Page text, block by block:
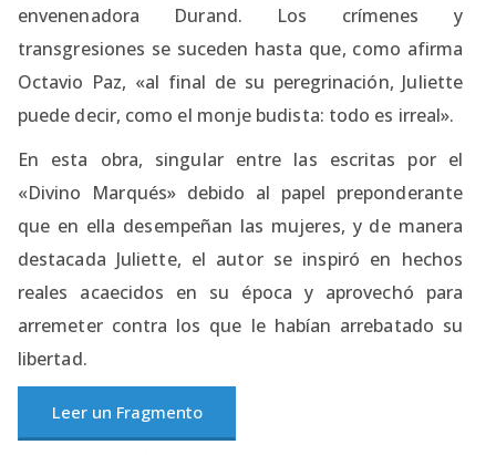
envenenadora Durand. Los crímenes y
transgresiones se suceden hasta que, como afirma
Octavio Paz, «al final de su peregrinación, Juliette
puede decir, como el monje budista: todo es irreal».
En esta obra, singular entre las escritas por el
«Divino Marqués» debido al papel preponderante
que en ella desempeñan las mujeres, y de manera
destacada Juliette, el autor se inspiró en hechos
reales acaecidos en su época y aprovechó para
arremeter contra los que le habían arrebatado su
libertad.
Leer un Fragmento